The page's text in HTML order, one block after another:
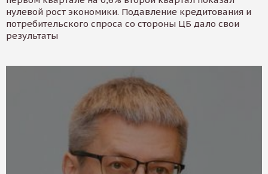
нулевой рост экономики. Подавление кредитования и
потребительского спроса со стороны ЦБ дало свои
результаты